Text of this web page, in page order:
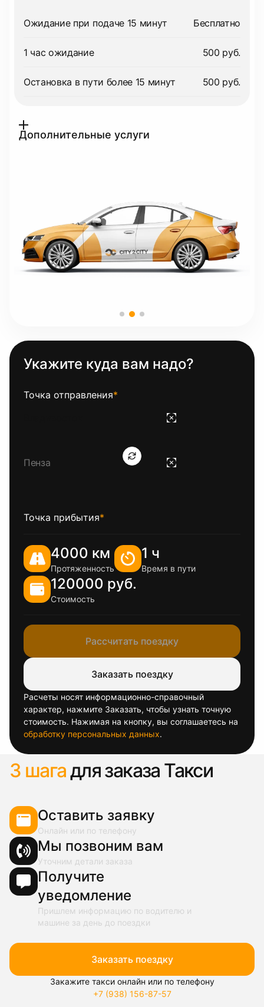
Ожидание при подаче 15 минут Бесплатно
1 час ожидание 500 руб.
Остановка в пути более 15 минут 500 руб.
Дополнительные услуги
Укажите куда вам надо?
Точка отправления*
Точка прибытия*
4000 км
Протяженность
1 ч
Время в пути
120000 руб.
Стоимость
Рассчитать поездку
Заказать поездку
Расчеты носят информационно-справочный
характер, нажмите Заказать, чтобы узнать точную
стоимость. Нажимая на кнопку, вы соглашаетесь на
обработку персональных данных.
3 шагадля заказа Такси
Оставить заявку
Онлайн или по телефону
Мы позвоним вам
Уточним детали заказа
Получите
уведомление
Пришлем информацию по водителю и
машине за день до поездки
Заказать поездку
Закажите такси онлайн или по телефону
+7 (938) 156-87-57